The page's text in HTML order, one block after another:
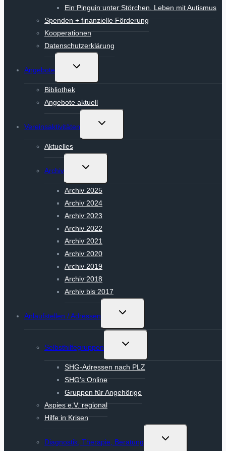
Ein Pinguin unter Störchen. Leben mit Autismus
Spenden + finanzielle Förderung
Kooperationen
Datenschutzerklärung
Angebote
Untermenü
Bibliothek
Angebote aktuell
Vereinsaktivitäten
Untermenü
Aktuelles
Archiv
Untermenü
Archiv 2025
Archiv 2024
Archiv 2023
Archiv 2022
Archiv 2021
Archiv 2020
Archiv 2019
Archiv 2018
Archiv bis 2017
Anlaufstellen / Adressen
Untermenü
Selbsthilfegruppen
Untermenü
SHG-Adressen nach PLZ
SHG’s Online
Gruppen für Angehörige
Aspies e.V. regional
Hilfe in Krisen
Diagnostik, Therapie, Beratung
Untermenü